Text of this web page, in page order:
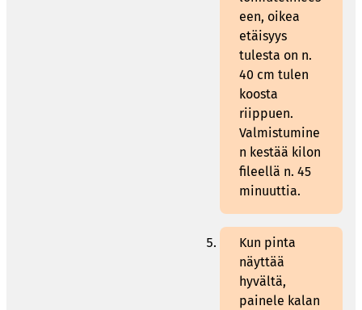
een, oikea
etäisyys
tulesta on n.
40 cm tulen
koosta
riippuen.
Valmistumine
n kestää kilon
fileellä n. 45
minuuttia.
Kun pinta
näyttää
hyvältä,
painele kalan